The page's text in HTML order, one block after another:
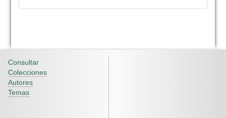
Consultar
Colecciones
Autores
Temas